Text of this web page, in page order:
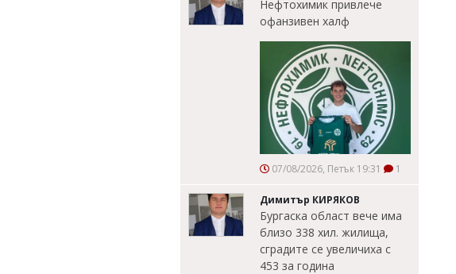
Нефтохимик привлече
офанзивен халф
07/08/2026, Петък 19:31 1
Димитър КИРЯКОВ
Бургаска област вече има
близо 338 хил. жилища,
сградите се увеличиха с
453 за година